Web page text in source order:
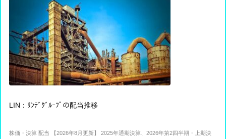
LIN：ﾘﾝﾃﾞｸﾞﾙｰﾌﾟの配当推移
株価・決算 配当 【2026年8月更新】 2025年通期決算、2026年第2四半期・上期決